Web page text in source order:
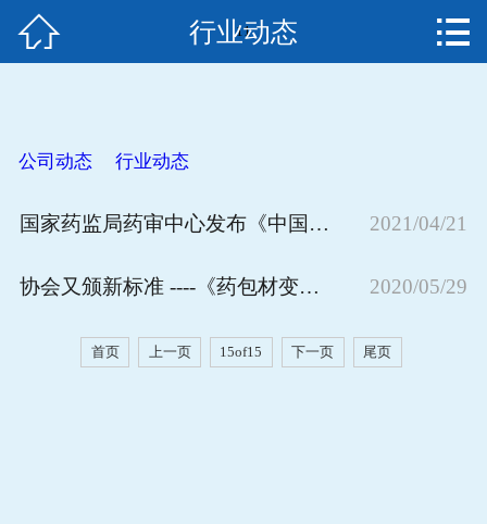
在线留言
 行业动态 
11
公司动态 行业动态
国家药监局药审中心发布《中国新药注册临床试验进展年度报告（2021年）》 2021/04/21
协会又颁新标准 ----《药包材变更研究技术指南》 2020/05/29
首页 上一页 15of15 下一页 尾页